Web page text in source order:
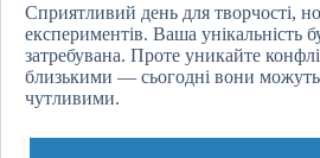
Сприятливий день для творчості,
експериментів. Ваша унікальність
затребувана. Проте уникайте
близькими — сьогодні вони
чутливими.